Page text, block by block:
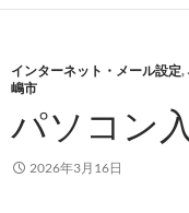
インターネット・メール設定,
嶋市
パソコン
2026年3月16日